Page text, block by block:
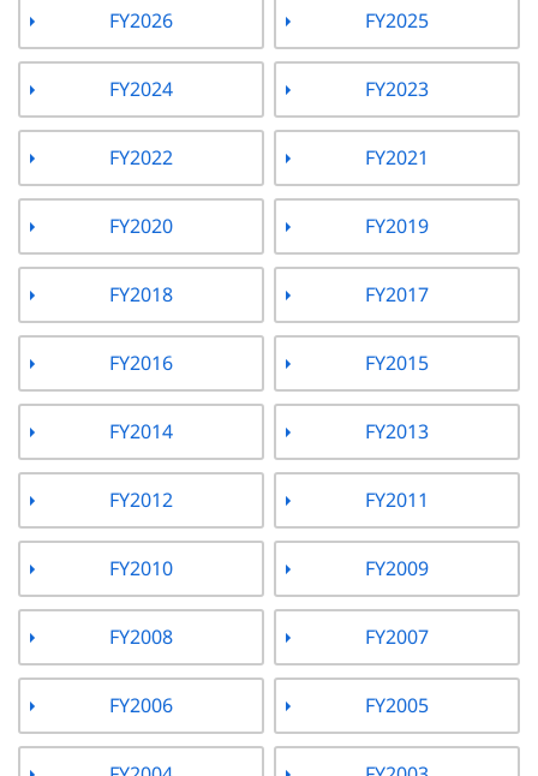
FY2026 FY2025
FY2024 FY2023
FY2022 FY2021
FY2020 FY2019
FY2018 FY2017
FY2016 FY2015
FY2014 FY2013
FY2012 FY2011
FY2010 FY2009
FY2008 FY2007
FY2006 FY2005